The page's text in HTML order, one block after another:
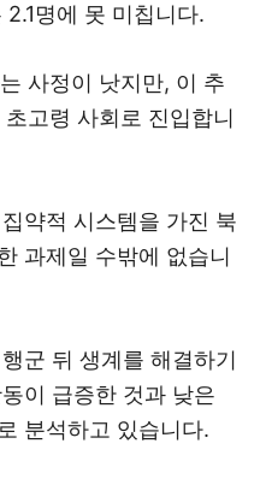
명에 못 미칩니다.
사정이 낫지만, 이 추
고령 사회로 진입합니
약적 시스템을 가진 북
과제일 수밖에 없습니
군 뒤 생계를 해결하기
이 급증한 것과 낮은
분석하고 있습니다.